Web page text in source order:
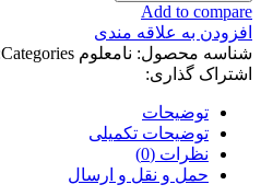
Add to compare
افزودن به علاقه مندی
شناسه محصول: نامعلوم Categories:
اشتراک گذاری:
توضیحات
توضیحات تکمیلی
نظرات (0)
حمل و نقل و ارسال